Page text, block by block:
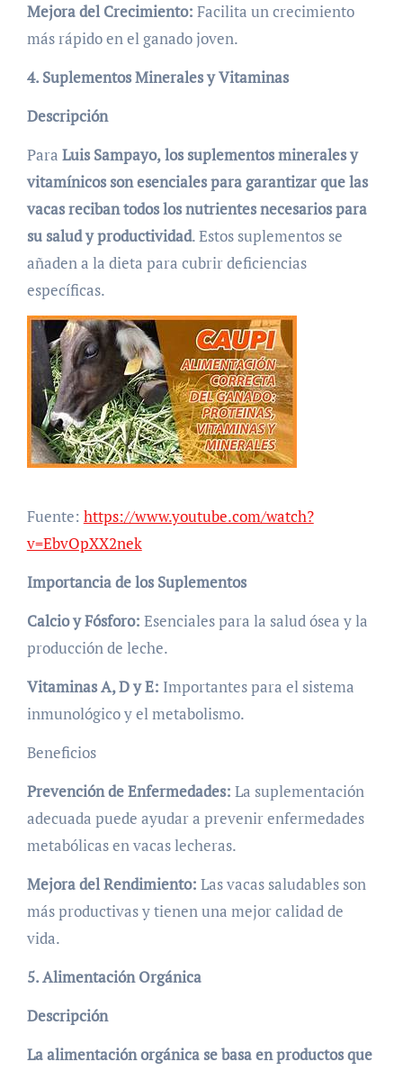
Mejora del Crecimiento: Facilita un crecimiento
más rápido en el ganado joven.
4. Suplementos Minerales y Vitaminas
Descripción
Para Luis Sampayo,los suplementos minerales y
vitamínicos son esenciales para garantizar que las
vacas reciban todos los nutrientes necesarios para
su salud y productividad. Estos suplementos se
añaden a la dieta para cubrir deficiencias
específicas.
Fuente: https://www.youtube.com/watch?
v=EbvOpXX2nek
Importancia de los Suplementos
Calcio y Fósforo: Esenciales para la salud ósea y la
producción de leche.
Vitaminas A, D y E: Importantes para el sistema
inmunológico y el metabolismo.
Beneficios
Prevención de Enfermedades: La suplementación
adecuada puede ayudar a prevenir enfermedades
metabólicas en vacas lecheras.
Mejora del Rendimiento: Las vacas saludables son
más productivas y tienen una mejor calidad de
vida.
5. Alimentación Orgánica
Descripción
La alimentación orgánica se basa en productos que